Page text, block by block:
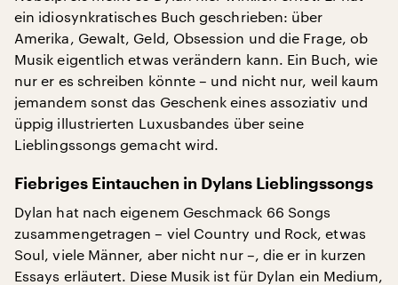
ein idiosynkratisches Buch geschrieben: über
Amerika, Gewalt, Geld, Obsession und die Frage, ob
Musik eigentlich etwas verändern kann. Ein Buch, wie
nur er es schreiben könnte – und nicht nur, weil kaum
jemandem sonst das Geschenk eines assoziativ und
üppig illustrierten Luxusbandes über seine
Lieblingssongs gemacht wird.
Fiebriges Eintauchen in Dylans Lieblingssongs
Dylan hat nach eigenem Geschmack 66 Songs
zusammengetragen – viel Country und Rock, etwas
Soul, viele Männer, aber nicht nur –, die er in kurzen
Essays erläutert. Diese Musik ist für Dylan ein Medium,